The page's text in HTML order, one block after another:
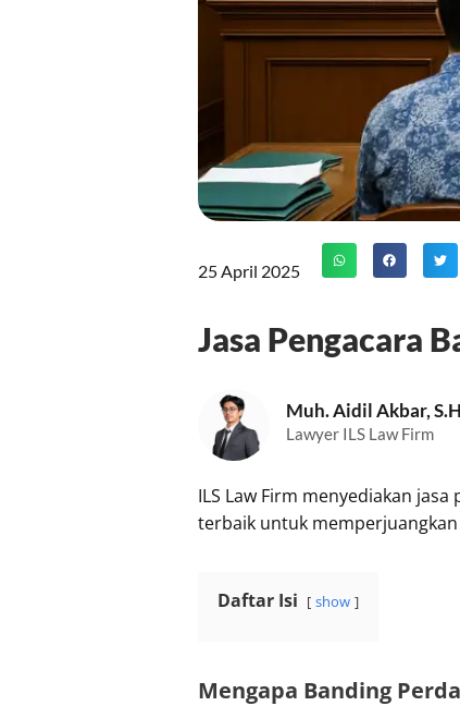
25 April 2025
Jasa Pengacara
Muh. Aidil Akbar,
Lawyer ILS Law Firm
ILS Law Firm menyediakan
terbaik untuk
Daftar Isi show
Mengapa Banding